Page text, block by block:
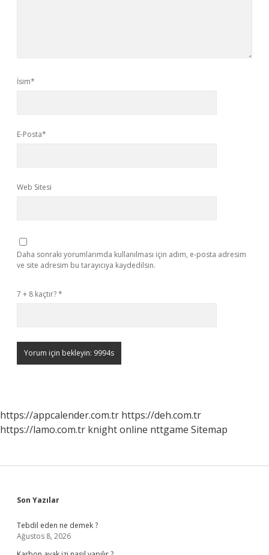
İsim*
E-Posta*
Web Sitesi
Daha sonraki yorumlarımda kullanılması için adım, e-posta adresim
ve site adresim bu tarayıcıya kaydedilsin.
7 + 8 kaçtır?*
https://appcalender.com.tr https://deh.com.tr
https://lamo.com.tr knight online nttgame Sitemap
Sidebar
Son Yazılar
Tebdil eden ne demek ?
Ağustos 8, 2026